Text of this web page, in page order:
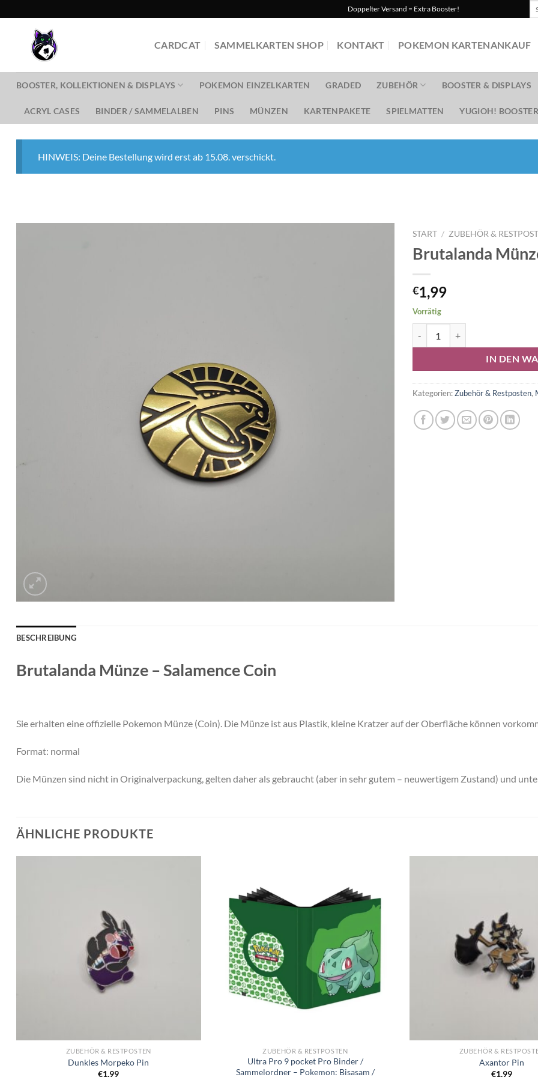
Inhalt
springen
Doppelter Versand = Extra Booster!
CARDCAT SAMMELKARTEN SHOP KONTAKT POKEMON KARTENANKAUF
BOOSTER, KOLLEKTIONEN & DISPLAYS POKEMON EINZELKARTEN GRADED ZUBEHÖR BOOSTER & DISPLAYS
ACRYL CASES BINDER / SAMMELALBEN PINS MÜNZEN KARTENPAKETE SPIELMATTEN YUGIOH!
HINWEIS: Deine Bestellung wird erst ab 15.08. verschickt.
START / ZUBEHÖR &
Brutalanda
€1,99
Vorrätig
IN DEN
Kategorien:Zubehör & Restposten,
BESCHREIBUNG
Brutalanda Münze – Salamence Coin
Sie erhalten eine offizielle Pokemon Münze (Coin). Die Münze ist aus Plastik, kleine Kratzer auf der Oberfläche können
Format: normal
Die Münzen sind nicht in Originalverpackung, gelten daher als gebraucht (aber in sehr gutem – neuwertigem Zustand) und
ÄHNLICHE PRODUKTE
ZUBEHÖR & RESTPOSTEN
Dunkles Morpeko Pin
€1,99
ZUBEHÖR & RESTPOSTEN
Ultra Pro 9 pocket Pro Binder /
Sammelordner – Pokemon: Bisasam /
ZUBEHÖR &
Axantor Pin
€1,99